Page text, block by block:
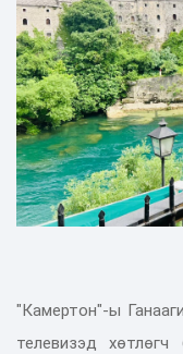
"Камертон"-ы
телевизэд